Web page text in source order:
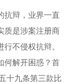
辩，业界一直
质是涉案注册商
不侵权抗辩。
何解开困惑？首
十九条第三款比